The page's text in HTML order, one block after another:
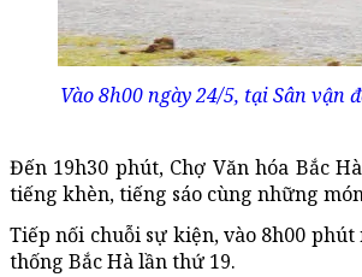
Vào 8h00 ngày 24/5, tại Sân
Đến 19h30 phút, Chợ Văn hóa Bắc
tiếng khèn, tiếng sáo cùng những
Tiếp nối chuỗi sự kiện, vào 8h00
thống Bắc Hà lần thứ 19.